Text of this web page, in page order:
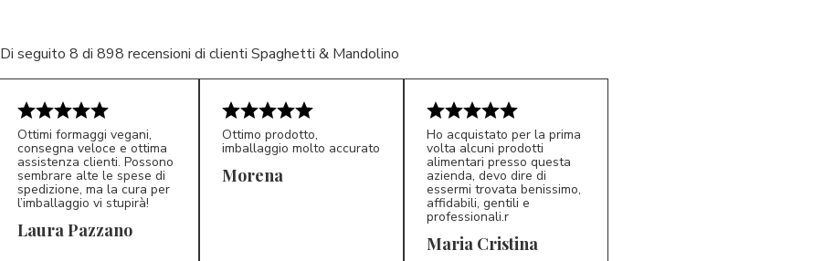
Di seguito 8 di 898 recensioni di clienti Spaghetti & Mandolino
LP 5/5
Ottimi formaggi vegani,
consegna veloce e ottima
assistenza clienti. Possono
sembrare alte le spese di
spedizione, ma la cura per
l’imballaggio vi stupirà!
Laura Pazzano
Ottimo prodotto,
imballaggio molto accurato
Morena
MC 5/5
Ho acquistato per la prima
volta alcuni prodotti
alimentari presso questa
azienda, devo dire di
essermi trovata benissimo,
affidabili, gentili e
professionali.r
Maria Cristina